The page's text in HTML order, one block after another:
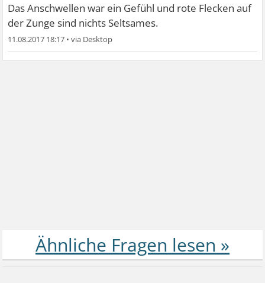
Das Anschwellen war ein Gefühl und rote Flecken auf
der Zunge sind nichts Seltsames.
11.08.2017 18:17 •